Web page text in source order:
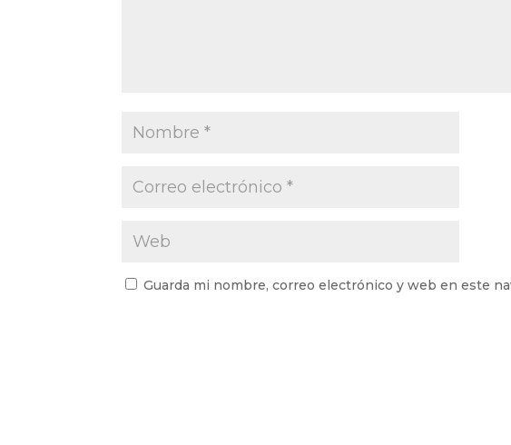
Guarda mi nombre, correo electrónico y web en este